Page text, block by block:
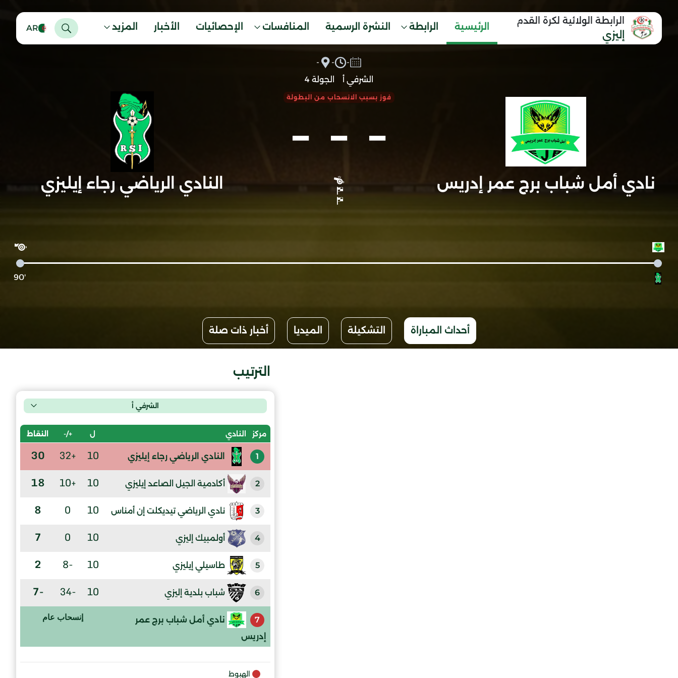
الرابطة الولائية لكرة القدم
إليزي
الرئيسية الرابطة النشرة الرسمية المنافسات الإحصائيات الأخبار المزيد AR
-
-
-
الشرفي أ
الجولة 4
نادي أمل شباب برج عمر إدريس
-
-
-
فوز بسبب الانسحاب من البطولة
النادي الرياضي رجاء إيليزي
'90
أحداث المباراة التشكيلة الميديا أخبار ذات صلة
الترتيب
الشرفي أ
مركز النادي ل +/- النقاط
1 النادي الرياضي رجاء إيليزي 10
+32
30
2 أكادمية الجيل الصاعد إيليزي 10
+10
18
3 نادي الرياضي تيديكلت إن أمناس 10
0
8
4 أولمبيك إليزي 10
0
7
5 طاسيلي إيليزي 10
-8
2
6 شباب بلدية إليزي 10
-34
-7
7
نادي أمل شباب برج عمر
إدريس
إنسحاب عام
الهبوط